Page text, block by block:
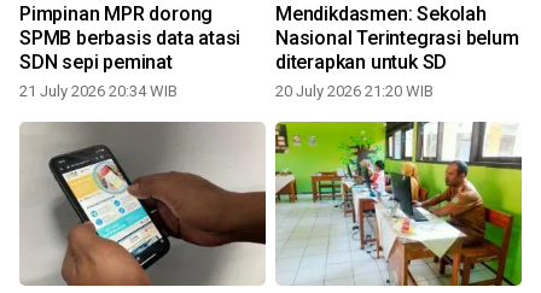
Pimpinan MPR dorong
SPMB berbasis data atasi
SDN sepi peminat
21 July 2026 20:34 WIB
Mendikdasmen: Sekolah
Nasional Terintegrasi belum
diterapkan untuk SD
20 July 2026 21:20 WIB